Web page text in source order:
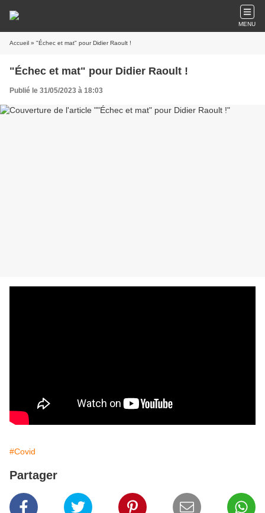
MENU
Accueil » "Échec et mat" pour Didier Raoult !
"Échec et mat" pour Didier Raoult !
Publié le 31/05/2023 à 18:03
#Covid
Partager